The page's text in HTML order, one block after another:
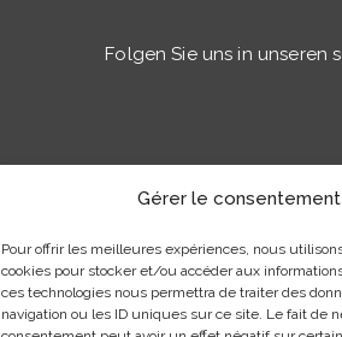
Gérer le
Pour offrir les meilleures expériences, nous
cookies pour stocker et/ou accéder aux
ces technologies nous permettra de traiter des
navigation ou les ID uniques sur ce site. Le fait de
Folgen Sie uns in unseren